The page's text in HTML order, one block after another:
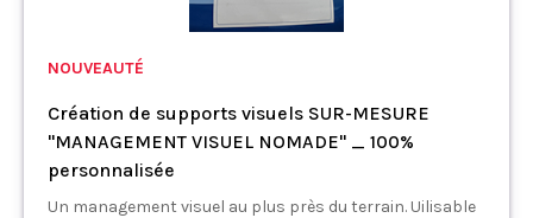
NOUVEAUTÉ
Création de supports visuels SUR-MESURE
"MANAGEMENT VISUEL NOMADE" _ 100%
personnalisée
Un management visuel au plus près du terrain. Uilisable